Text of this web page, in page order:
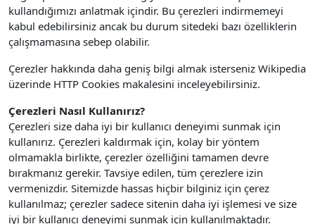
kullandığımızı anlatmak içindir. Bu çerezleri indirmemeyi
kabul edebilirsiniz ancak bu durum sitedeki bazı özelliklerin
çalışmamasına sebep olabilir.
Çerezler hakkında daha geniş bilgi almak isterseniz Wikipedia
üzerinde HTTP Cookies makalesini inceleyebilirsiniz.
Çerezleri Nasıl Kullanırız?
Çerezleri size daha iyi bir kullanıcı deneyimi sunmak için
kullanırız. Çerezleri kaldırmak için, kolay bir yöntem
olmamakla birlikte, çerezler özelliğini tamamen devre
bırakmanız gerekir. Tavsiye edilen, tüm çerezlere izin
vermenizdir. Sitemizde hassas hiçbir bilginiz için çerez
kullanılmaz; çerezler sadece sitenin daha iyi işlemesi ve size
iyi bir kullanıcı deneyimi sunmak için kullanılmaktadır.